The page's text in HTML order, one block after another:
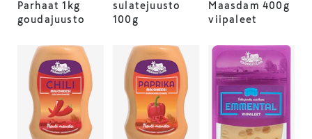
Parhaat 1kg
goudajuusto
sulatejuusto
100g
Maasdam 400g
viipaleet